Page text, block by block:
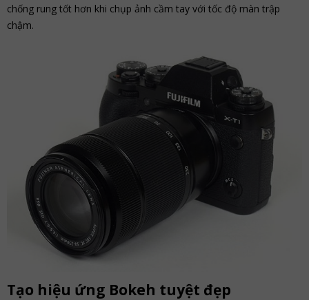
chống rung tốt hơn khi chụp ảnh cầm tay với tốc độ màn trập
chậm.
Tạo hiệu ứng Bokeh tuyệt đẹp